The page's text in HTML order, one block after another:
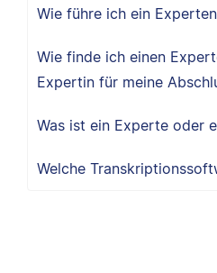
Wie führe ich ein
Wie finde ich einen
Expertin für meine
Was ist ein Experte oder
Welche